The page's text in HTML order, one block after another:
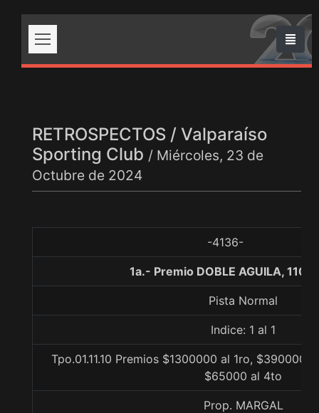
RETROSPECTOS / Valparaíso
Sporting Club / Miércoles, 23 de
Octubre de 2024
-4136-
1a.- Premio DOBLE AGUILA,
Pista Normal
Indice: 1 al 1
Tpo.01.11.10 Premios $1300000 al 1ro, $390000
$65000 al 4to
Prop. MARGAL